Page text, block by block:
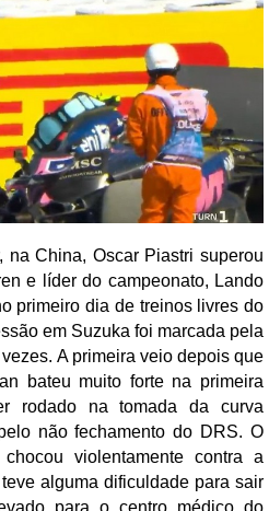
na China, Oscar Piastri superou
e líder do campeonato, Lando
primeiro dia de treinos livres do
em Suzuka foi marcada pela
A primeira veio depois que
bateu muito forte na primeira
rodado na tomada da curva
não fechamento do DRS. O
violentamente contra a
alguma dificuldade para sair